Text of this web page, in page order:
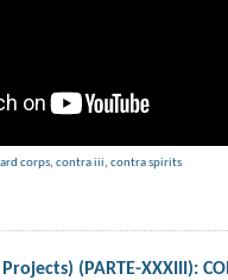
corps, contra iii, contra spirits
(PARTE-XXXIII):